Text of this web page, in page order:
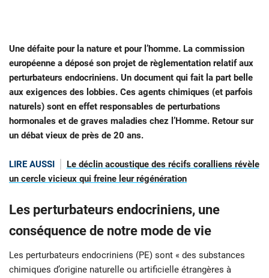
Une défaite pour la nature et pour l’homme. La commission
européenne a déposé son projet de règlementation relatif aux
perturbateurs endocriniens. Un document qui fait la part belle
aux exigences des lobbies. Ces agents chimiques (et parfois
naturels) sont en effet responsables de perturbations
hormonales et de graves maladies chez l’Homme. Retour sur
un débat vieux de près de 20 ans.
LIRE AUSSI
Le déclin acoustique des récifs coralliens révèle
un cercle vicieux qui freine leur régénération
Les perturbateurs endocriniens, une
conséquence de notre mode de vie
Les perturbateurs endocriniens (PE) sont « des substances
chimiques d’origine naturelle ou artificielle étrangères à